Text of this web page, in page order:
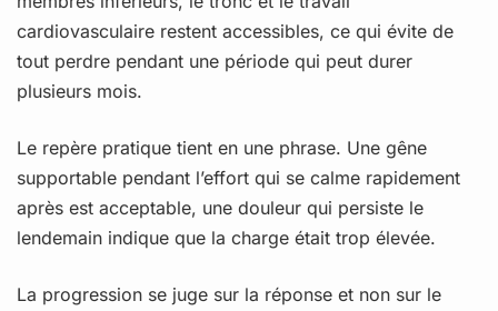
cardiovasculaire restent accessibles, ce qui évite de
tout perdre pendant une période qui peut durer
plusieurs mois.
Le repère pratique tient en une phrase. Une gêne
supportable pendant l’effort qui se calme rapidement
après est acceptable, une douleur qui persiste le
lendemain indique que la charge était trop élevée.
La progression se juge sur la réponse et non sur le